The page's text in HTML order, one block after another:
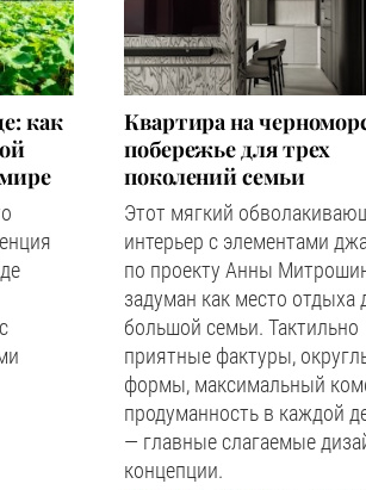
как
Квартира на
побережье для трех
поколений семьи
Этот мягкий
интерьер с элементами
по проекту Анны
задуман как место отдыха
большой семьи. Тактильно
приятные фактуры,
формы, максимальный
продуманность в каждой
— главные слагаемые
концепции.